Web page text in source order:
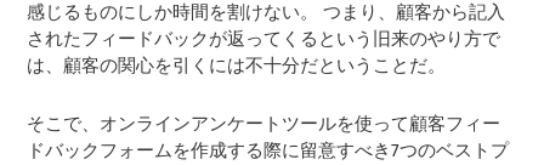
感じるものにしか時間を割けない。 つまり、顧客から記入
されたフィードバックが返ってくるという旧来のやり方で
は、顧客の関心を引くには不十分だということだ。
そこで、オンラインアンケートツールを使って顧客フィー
ドバックフォームを作成する際に留意すべき7つのベストプ